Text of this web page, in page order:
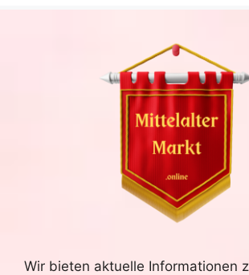
Wir bieten aktuelle Informationen